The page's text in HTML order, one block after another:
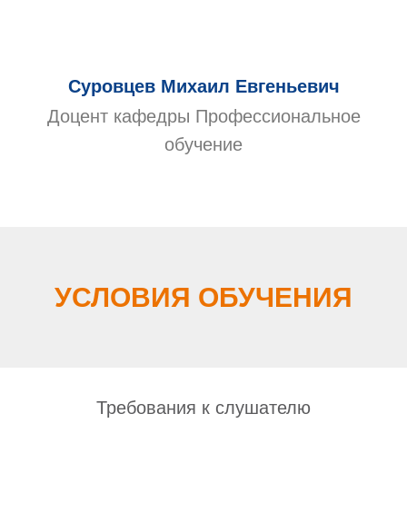
Суровцев Михаил Евгеньевич
Доцент кафедры Профессиональное
обучение
УСЛОВИЯ ОБУЧЕНИЯ
Требования к слушателю